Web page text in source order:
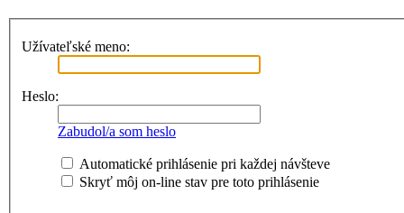
Užívateľské meno:
Heslo:
Zabudol/a som heslo
Automatické prihlásenie pri každej návšteve
Skryť môj on-line stav pre toto prihlásenie